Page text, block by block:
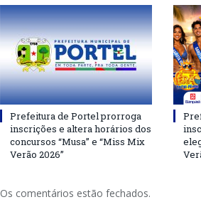
Prefeitura de Portel prorroga
inscrições e altera horários dos
concursos “Musa” e “Miss Mix
Verão 2026”
Os comentários estão fechados.